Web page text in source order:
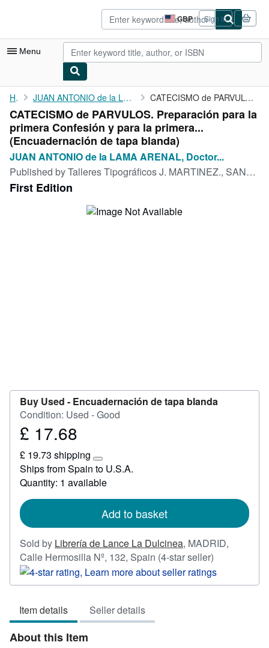
GBP
Site
shopping
preferences
Sign in
Menu
My Account
My Purchases
Advanced Search
Browse Collections
Home JUAN ANTONIO de la LAMA ARENAL, Doctor en Sagrada Teología. CATECISMO de PARVULOS. Preparación para la primera Confesión y ...
CATECISMO de PARVULOS. Preparación para la
primera Confesión y para la primera...
(Encuadernación de tapa blanda)
JUAN ANTONIO de la LAMA ARENAL, Doctor...
Published byTalleres Tipográficos J. MARTINEZ., SANTANDER, 1945
First Edition
Buy Used - Encuadernación de tapa blanda
Condition: Used - Good
Price
17.68
£ 17.68
£ 19.73 shipping
Learn
more
about
rates
Ships from Spain to U.S.A.
Quantity: 1 available
Add to basket
Sold by Librería de Lance La Dulcinea, MADRID,
Calle Hermosilla Nº, 132, Spain (4-star seller)
rating
4
Item details Seller details
About this Item